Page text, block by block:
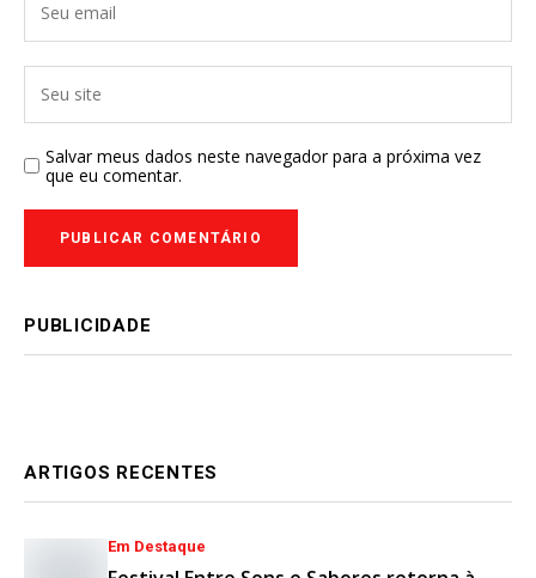
Salvar meus dados neste navegador para a próxima vez
que eu comentar.
PUBLICIDADE
ARTIGOS RECENTES
Em Destaque